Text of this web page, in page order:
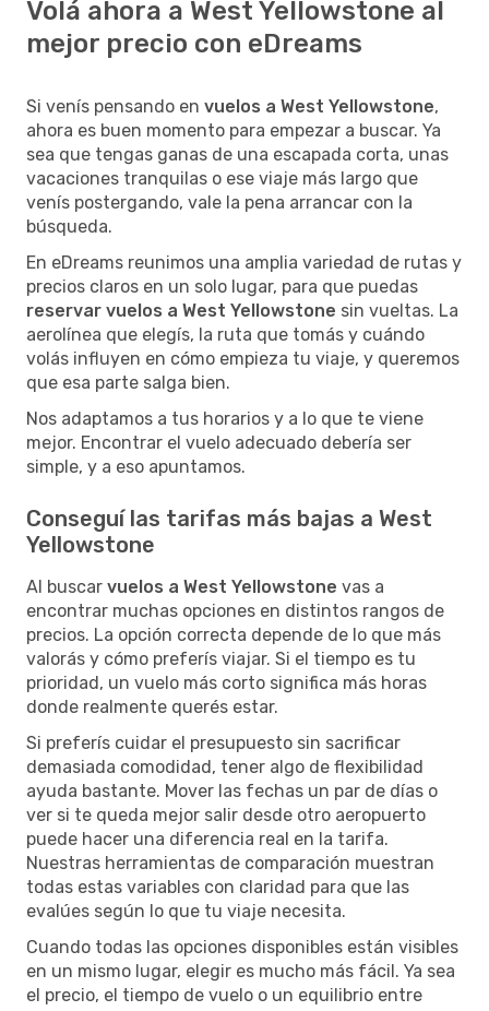
Volá ahora a West Yellowstone al
mejor precio con eDreams
Si venís pensando en vuelos a West Yellowstone,
ahora es buen momento para empezar a buscar. Ya
sea que tengas ganas de una escapada corta, unas
vacaciones tranquilas o ese viaje más largo que
venís postergando, vale la pena arrancar con la
búsqueda.
En eDreams reunimos una amplia variedad de rutas y
precios claros en un solo lugar, para que puedas
reservar vuelos a West Yellowstone sin vueltas. La
aerolínea que elegís, la ruta que tomás y cuándo
volás influyen en cómo empieza tu viaje, y queremos
que esa parte salga bien.
Nos adaptamos a tus horarios y a lo que te viene
mejor. Encontrar el vuelo adecuado debería ser
simple, y a eso apuntamos.
Conseguí las tarifas más bajas a West
Yellowstone
Al buscar vuelos a West Yellowstone vas a
encontrar muchas opciones en distintos rangos de
precios. La opción correcta depende de lo que más
valorás y cómo preferís viajar. Si el tiempo es tu
prioridad, un vuelo más corto significa más horas
donde realmente querés estar.
Si preferís cuidar el presupuesto sin sacrificar
demasiada comodidad, tener algo de flexibilidad
ayuda bastante. Mover las fechas un par de días o
ver si te queda mejor salir desde otro aeropuerto
puede hacer una diferencia real en la tarifa.
Nuestras herramientas de comparación muestran
todas estas variables con claridad para que las
evalúes según lo que tu viaje necesita.
Cuando todas las opciones disponibles están visibles
en un mismo lugar, elegir es mucho más fácil. Ya sea
el precio, el tiempo de vuelo o un equilibrio entre